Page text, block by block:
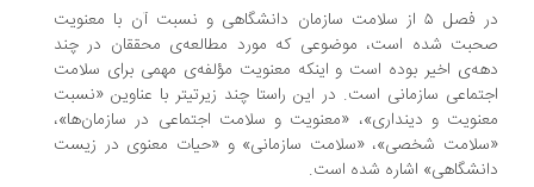
در فصل ۵ از سلامت سازمان دانشگاهی و نسبت آن با معنویت
شده است، موضوعی که مورد مطالعه‌ی محققان در چند
اخیر بوده است و اینکه معنویت مؤلفه‌ی مهمی برای سلامت
سازمانی است. در این راستا چند زیرتیتر با عناوین «نسبت
و دینداری»، «معنویت و سلامت اجتماعی در سازمان‌ها»،
شخصی»، «سلامت سازمانی» و «حیات معنوی در زیست
اشاره شده است.